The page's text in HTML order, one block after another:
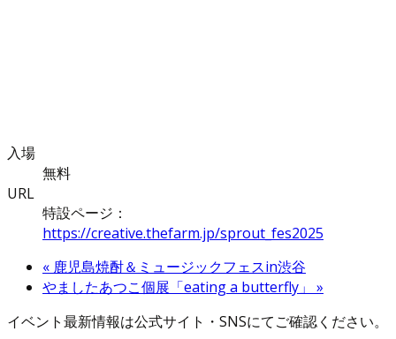
入場
無料
URL
特設ページ：
https://creative.thefarm.jp/sprout_fes2025
« 鹿児島焼酎＆ミュージックフェスin渋谷
やましたあつこ個展「eating a butterfly」 »
イベント最新情報は公式サイト・SNSにてご確認ください。